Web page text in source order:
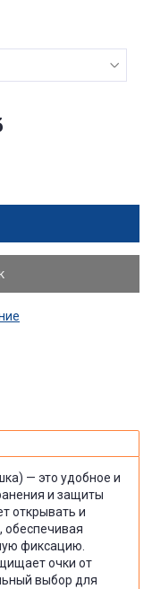
— это удобное и
и защиты
открывать и
фиксацию.
очки от
выбор для